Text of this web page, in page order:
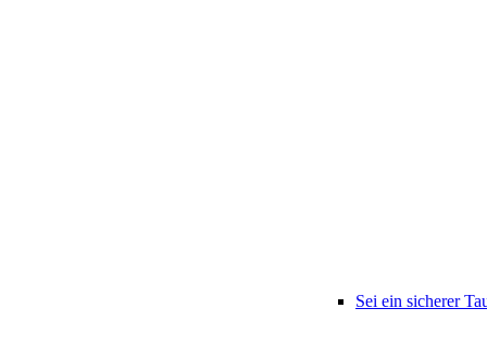
Sei ein sicherer